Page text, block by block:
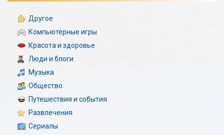
Другое
Компьютерные игры
Красота и здоровье
Люди и блоги
Музыка
Общество
Путешествия и события
Развлечения
Сериалы